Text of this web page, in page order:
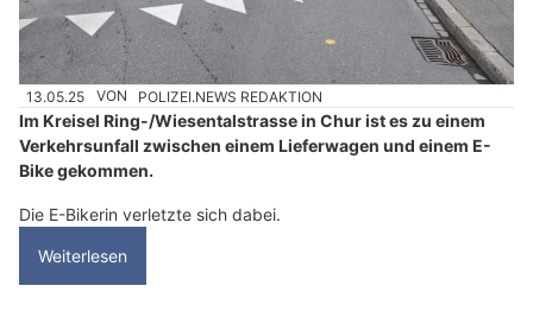
13.05.25 VON POLIZEI.NEWS REDAKTION
Im Kreisel Ring-/Wiesentalstrasse in Chur ist es zu einem
Verkehrsunfall zwischen einem Lieferwagen und einem E-
Bike gekommen.
Die E-Bikerin verletzte sich dabei.
Weiterlesen